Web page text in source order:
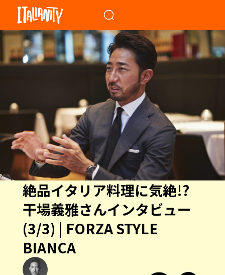
絶品イタリア料理に気絶!?
干場義雅さんインタビュー
(3/3) | FORZA STYLE
BIANCA